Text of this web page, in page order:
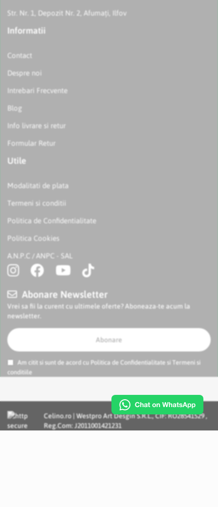
Str. Nr. 1, Depozit Nr. 2, Afumați, Ilfov
Informatii
Contact
Despre noi
Intrebari Frecvente
Blog
Info livrare si retur
Formular Retur
Utile
Modalitati de plata
Termeni si conditii
Politica de Confidentialitate
Politica Cookies
A.N.P.C / ANPC - SAL
Abonare Newsletter
Vrei sa fii la curent cu ultimele oferte? Aboneaza-te acum la
newsletter.
Abonare
Am citit si sunt de acord cu Politica de Confidentialitate si
Termeni si
conditiile
Celino.ro | Westpro Art Desgin S.R.L., CIF: RO28541529 ,
Reg.Com: J2011001421231